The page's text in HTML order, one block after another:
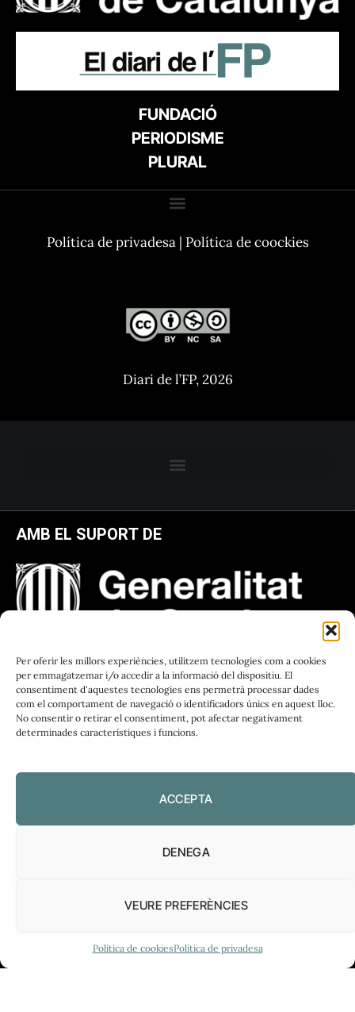
Per oferir les millors experiències, utilitzem tecnologies com a cookies
per emmagatzemar i/o accedir a la informació del dispositiu. El
consentiment d'aquestes tecnologies ens permetrà processar dades
com el comportament de navegació o identificadors únics en aquest lloc.
No consentir o retirar el consentiment, pot afectar negativament
determinades característiques i funcions.
ACCEPTA
DENEGA
VEURE PREFERÈNCIES
Política de cookiesPolítica de privadesa
FUNDACIÓ
PERIODISME
PLURAL
Política de privadesa| Política de coockies
Diari de l’FP, 2026
AMB EL SUPORT DE
FUNDACIÓ
PLIRAL